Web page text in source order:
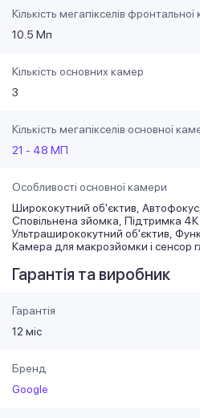
Кількість мегапікселів
10.5 Мп
Кількість основних камер
3
Кількість мегапікселів основної
21 - 48 МП
Особливості основної камери
Ширококутний об'єктив Автофокус
Сповільнена зйомка Підтримка
Ультраширококутний об'єктив
Камера для макрозйомки і сенсор
Гарантія та виробник
Гарантія
12 міс
Бренд
Google